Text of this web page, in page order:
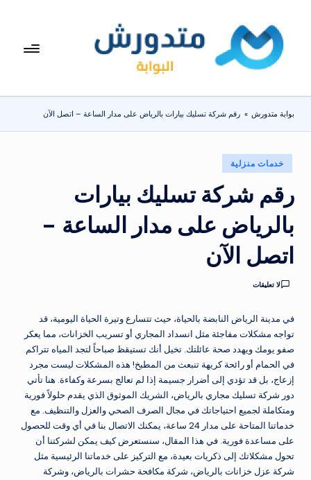
المحتوىبوا
مت
دو
ر
ش
تعرف
المنزلية
يومياً
بوابة متدورش » رقم شركة تسليك بيارات بالرياض على مدار الساعة – اتصل الآن
في
خدمات منزلية
رقم شركة تسليك بيارات
بالرياض على مدار الساعة –
اتصل الآن
لا تعليقات
في مدينة الرياض النابضة بالحياة، حيث تتسارع وتيرة الحياة اليومية، قد
تواجه مشكلات مفاجئة مثل انسداد المجاري أو تسريب الخزانات، مما يعكر
صفو يومك ويهدد صحة عائلتك. تخيل أنك تستيقظ صباحاً لتجد المياه تتراكم
في الحمام أو رائحة كريهة تنبعث من المطبخ! هذه المشكلات ليست مجرد
إزعاج، بل قد تؤدي إلى أضرار جسيمة إذا لم تعالج بسرعة وكفاءة. هنا تأتي
دور شركة تسليك مجاري بالرياض، الشريك الموثوق الذي يقدم حلولاً فورية
ومتكاملة لجميع احتياجاتك في مجال الصرف الصحي والعزل والتنظيف. مع
خدماتنا المتاحة على مدار 24 ساعة، يمكنك الاتصال بنا في أي وقت للحصول
على مساعدة فورية. في هذا المقال، سنستعرض كيف يمكن لشركتنا أن
تحول مشكلاتك إلى ذكريات بعيدة، مع التركيز على خدماتنا الرئيسية مثل
شركة عزل خزانات بالرياض، شركة مكافحة حشرات بالرياض، وشركة